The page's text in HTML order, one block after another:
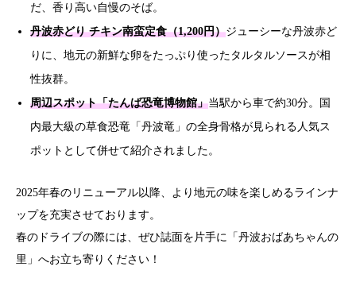
だ、香り高い自慢のそば。
丹波赤どり チキン南蛮定食（1,200円）ジューシーな丹波赤ど
りに、地元の新鮮な卵をたっぷり使ったタルタルソースが相
性抜群。
周辺スポット「たんば恐竜博物館」当駅から車で約30分。国
内最大級の草食恐竜「丹波竜」の全身骨格が見られる人気ス
ポットとして併せて紹介されました。
2025年春のリニューアル以降、より地元の味を楽しめるラインナ
ップを充実させております。
春のドライブの際には、ぜひ誌面を片手に「丹波おばあちゃんの
里」へお立ち寄りください！